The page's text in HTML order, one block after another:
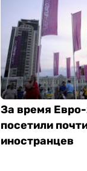
За время
посетили
иностранцев